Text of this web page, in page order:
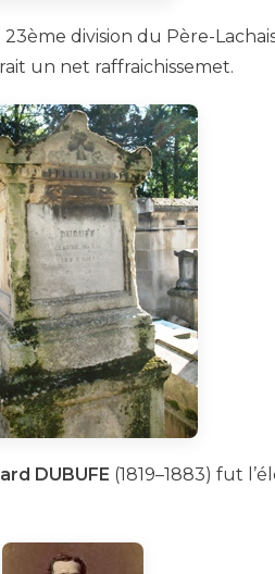
division du Père-
un net raffraichissemet.
DUBUFE (1819–1883) fut